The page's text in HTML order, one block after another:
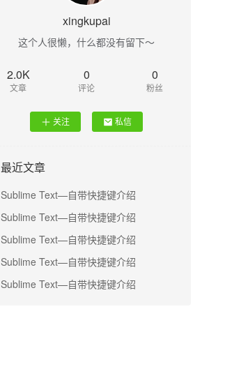
xingkupai
这个人很懒，什么都没有留下～
2.0K
文章
0
评论
0
粉丝
关注 私信
最近文章
Sublime Text—自带快捷键介绍
Sublime Text—自带快捷键介绍
Sublime Text—自带快捷键介绍
Sublime Text—自带快捷键介绍
Sublime Text—自带快捷键介绍